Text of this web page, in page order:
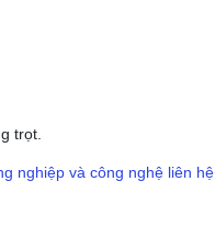
trọt.
nghiệp và công nghệ liên hệ